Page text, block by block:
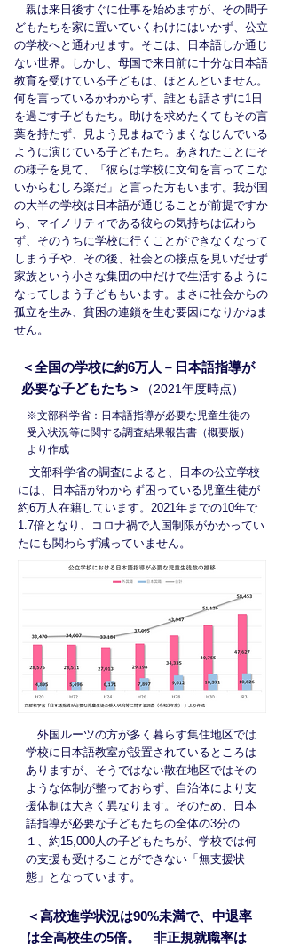
親は来日後すぐに仕事を始めますが、その間子
どもたちを家に置いていくわけにはいかず、公立
の学校へと通わせます。そこは、日本語しか通じ
ない世界。しかし、母国で来日前に十分な日本語
教育を受けている子どもは、ほとんどいません。
何を言っているかわからず、誰とも話さずに1日
を過ごす子どもたち。助けを求めたくてもその言
葉を持たず、見よう見まねでうまくなじんでいる
ように演じている子どもたち。あきれたことにそ
の様子を見て、「彼らは学校に文句を言ってこな
いからむしろ楽だ」と言った方もいます。我が国
の大半の学校は日本語が通じることが前提ですか
ら、マイノリティである彼らの気持ちは伝わら
ず、そのうちに学校に行くことができなくなって
しまう子や、その後、社会との接点を見いだせず
家族という小さな集団の中だけで生活するように
なってしまう子どももいます。​まさに社会からの
孤立を生み、貧困の連鎖を生む要因になりかねま
せん。
＜全国の学校に約6万人－日本語指導が
必要な子どもたち ＞ （2021年度時点）
​※文部科学省：日本語指導が必要な児童生徒の
受入状況等に関する調査結果報告書（概要版）
より作成
文部科学省の調査によると、日本の公立学校
には、日本語がわからず困っている児童生徒が
約6万人在籍しています。2021年までの10年で
1.7倍となり、コロナ禍で入国制限がかかってい
たにも関わらず減っていません。
外国ルーツの方が多く暮らす集住地区では
学校に日本語教室が設置されているところは
ありますが、そうではない散在地区ではその
ような体制が整っておらず、自治体により支
援体制は大きく異なります。そのため、日本
語指導が必要な子どもたちの全体の3分の
１、約15,000人の子どもたちが、学校では何
の支援も受けることができない「無支援状
態」となっています。
＜高校進学状況は90%未満で、中退率
は全高校生の5倍。
非正規就職率は